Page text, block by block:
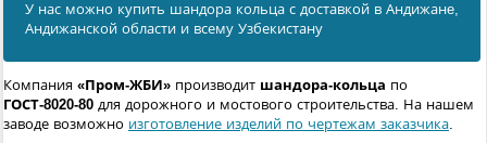
У нас можно купить шандора кольца с доставкой в Андижанe,
Андижанской области и всему Узбекистану
Компания «Пром-ЖБИ» производит шандора-кольца по
ГОСТ-8020-80 для дорожного и мостового строительства. На нашем
заводе возможно изготовление изделий по чертежам заказчика.